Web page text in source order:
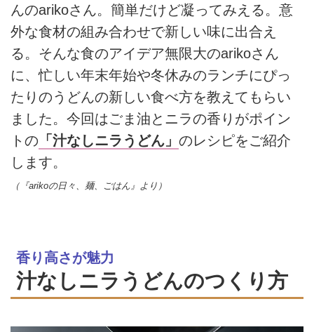
んのarikoさん。簡単だけど凝ってみえる。意
外な食材の組み合わせで新しい味に出合え
る。そんな食のアイデア無限大のarikoさん
に、忙しい年末年始や冬休みのランチにぴっ
たりのうどんの新しい食べ方を教えてもらい
ました。今回はごま油とニラの香りがポイン
トの 「汁なしニラうどん」 のレシピをご紹介
します。
（『arikoの日々、麺、ごはん』より）
香り高さが魅力
汁なしニラうどんのつくり方